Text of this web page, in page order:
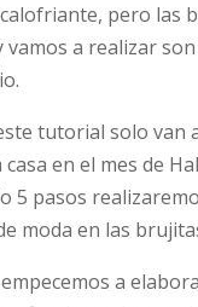
pero las
vamos a realizar
tutorial solo van
en el mes de
5 pasos
moda en las
a